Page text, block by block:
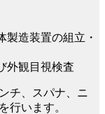
製造装置の組立・
外観目視検査
チ、スパナ、ニ
行います。